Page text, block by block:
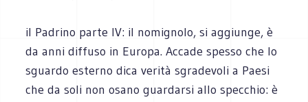
il Padrino parte IV: il nomignolo, si aggiunge, è
da anni diffuso in Europa. Accade spesso che lo
sguardo esterno dica verità sgradevoli a Paesi
che da soli non osano guardarsi allo specchio: è